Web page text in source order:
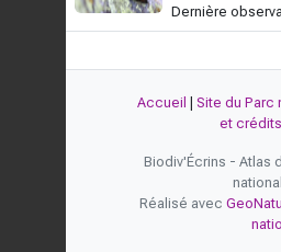
Dernière
Accueil Site du Parc
et crédits
Biodiv'Écrins - Atlas
Réalisé avec